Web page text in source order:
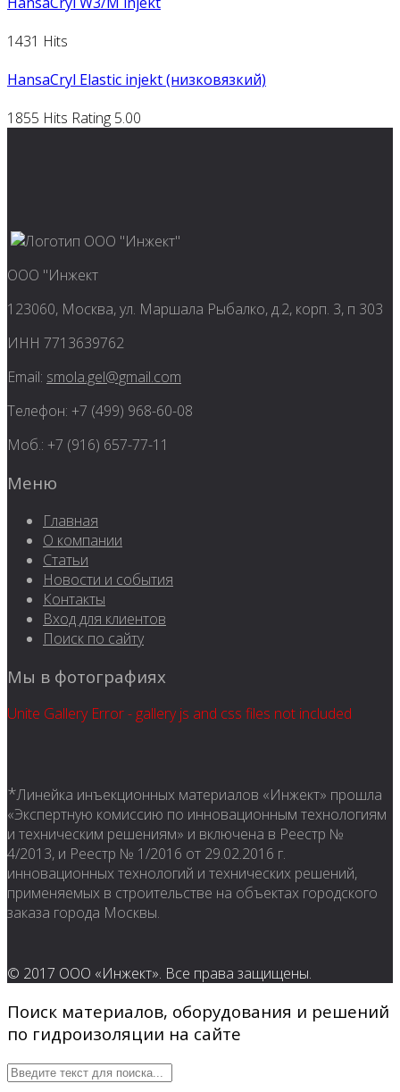
1431 Hits
HansaCryl Elastic injekt (низковязкий)
1855 Hits Rating 5.00
ООО "Инжект
123060, Москва, ул. Маршала Рыбалко, д.2, корп. 3, п 303
ИНН 7713639762
Email: smola.gel@gmail.com
Телефон: +7 (499) 968-60-08
Моб.: +7 (916) 657-77-11
Меню
Главная
О компании
Статьи
Новости и события
Контакты
Вход для клиентов
Поиск по сайту
Мы в фотографиях
Unite Gallery Error - gallery js and css files not included
*Линейка инъекционных материалов «Инжект» прошла
«Экспертную комиссию по инновационным технологиям
и техническим решениям» и включена в Реестр №
4/2013, и Реестр № 1/2016 от 29.02.2016 г.
инновационных технологий и технических решений,
применяемых в строительстве на объектах городского
заказа города Москвы.
© 2017 ООО «Инжект». Все права защищены.
Поиск материалов, оборудования и решений
по гидроизоляции на сайте